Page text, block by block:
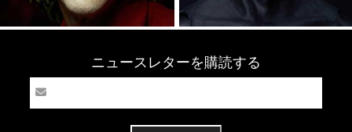
ニュースレターを購読する